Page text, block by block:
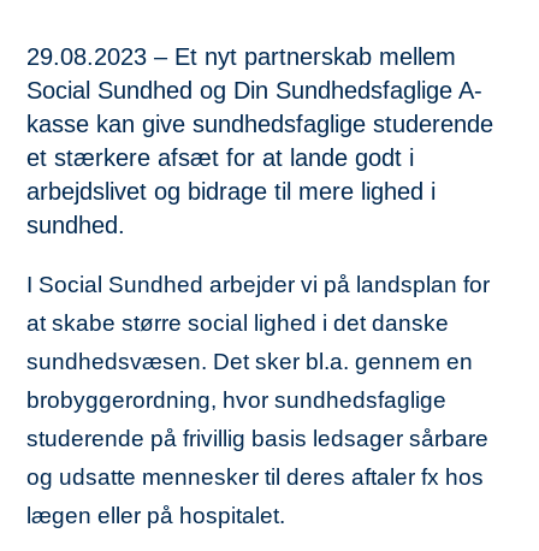
29.08.2023 – Et nyt partnerskab mellem
Social Sundhed og Din Sundhedsfaglige A-
kasse kan give sundhedsfaglige studerende
et stærkere afsæt for at lande godt i
arbejdslivet og bidrage til mere lighed i
sundhed.
I Social Sundhed arbejder vi på landsplan for
at skabe større social lighed i det danske
sundhedsvæsen. Det sker bl.a. gennem en
brobyggerordning, hvor sundhedsfaglige
studerende på frivillig basis ledsager sårbare
og udsatte mennesker til deres aftaler fx hos
lægen eller på hospitalet.